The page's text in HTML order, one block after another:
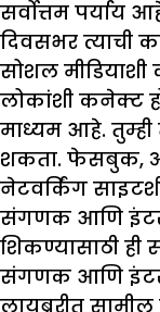
सर्वोत्तम पर्याय
दिवसभर त्याची
सोशल मीडियाशी
लोकांशी कनेक्ट
माध्यम आहे. तुम्ही
शकता. फेसबुक,
नेटवर्किंग
संगणक आणि
शिकण्यासाठी ही
संगणक आणि
लायब्ररीत सामील